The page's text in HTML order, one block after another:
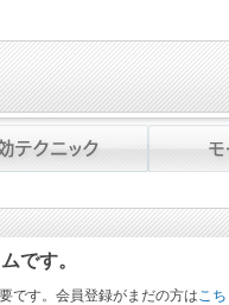
です。
です。会員登録がまだの方は こ